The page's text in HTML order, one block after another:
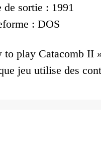
de sortie : 1991
: DOS
to play Catacomb II
jeu utilise des